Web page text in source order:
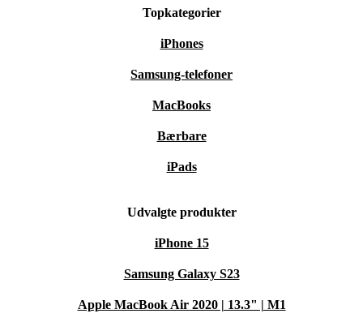
Topkategorier
iPhones
Samsung-telefoner
MacBooks
Bærbare
iPads
Udvalgte produkter
iPhone 15
Samsung Galaxy S23
Apple MacBook Air 2020 | 13.3" | M1